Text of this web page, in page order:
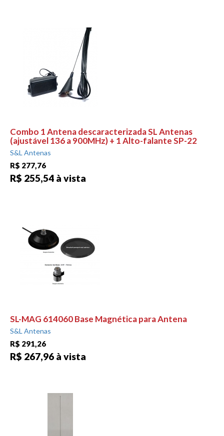
Combo 1 Antena descaracterizada SL Antenas
(ajustável 136 a 900MHz) + 1 Alto-falante SP-22
S&L Antenas
R$ 277,76
R$ 255,54 à vista
SL-MAG 614060 Base Magnética para Antena
S&L Antenas
R$ 291,26
R$ 267,96 à vista